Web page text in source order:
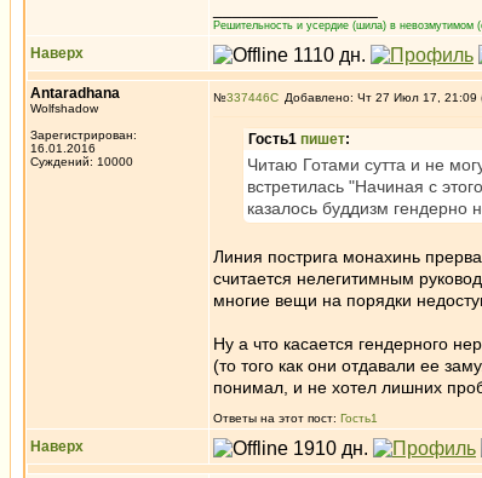
Решительность и усердие (шила) в невозмутимом
Наверх
Antaradhana
Wolfshadow
Зарегистрирован:
16.01.2016
Суждений: 10000
№337446 Добавлено: Чт 27 Июл 17, 21:09
Гость1 пишет:
Читаю Готами сутта и не
встретилась "Начиная с
казалось буддизм гендерно
Линия пострига монахинь
считается нелегитимным
многие вещи на порядки
Ну а что касается гендерного
(то того как они отдавали ее
понимал, и не хотел лишних
Ответы на этот пост: Гость1
Наверх